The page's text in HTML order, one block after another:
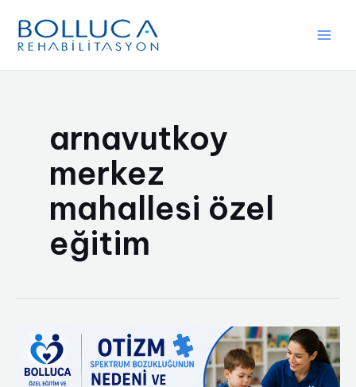
atla
arnavutkoy
merkez
mahallesi özel
eğitim